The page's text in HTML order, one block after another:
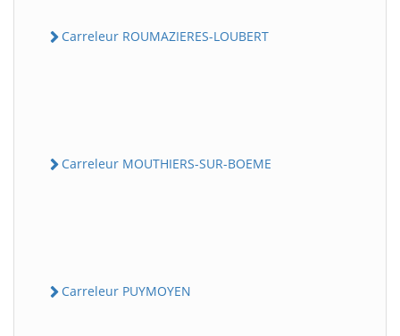
Carreleur ROUMAZIERES-LOUBERT
Carreleur MOUTHIERS-SUR-BOEME
Carreleur PUYMOYEN